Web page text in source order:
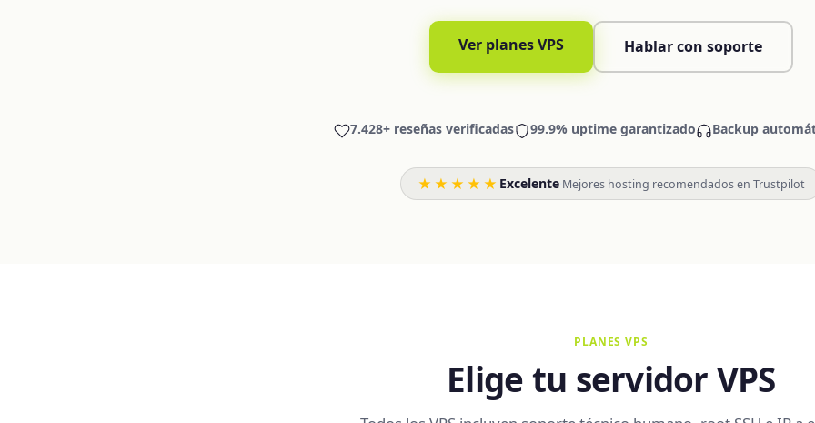
Ver planes VPS Hablar con soporte
7.428+ reseñas verificadas 99.9% uptime garantizado Backup
★★★★★ Excelente Mejores hosting recomendados en Trustpilot
PLANES VPS
Elige tu servidor VPS